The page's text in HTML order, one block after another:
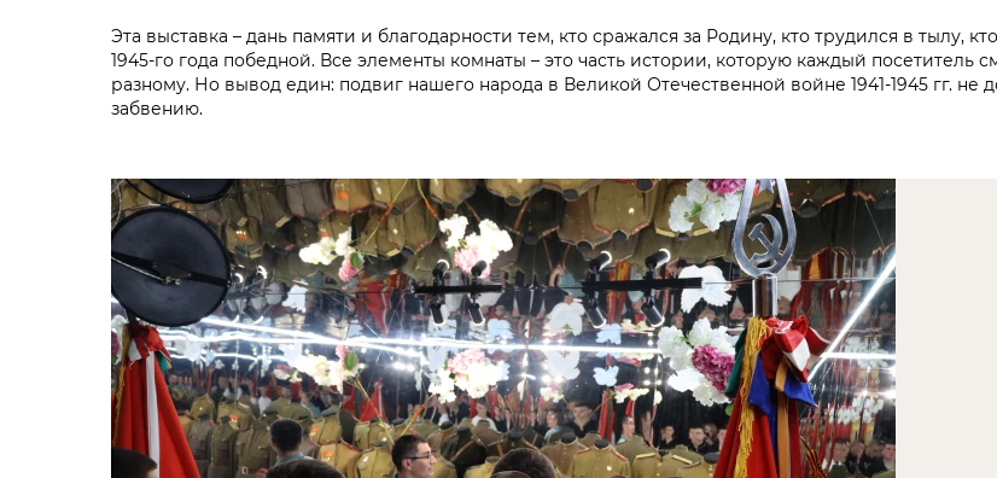
Эта выставка – дань памяти и благодарности тем, кто сражался за Родину, кто трудился в тылу,
1945-го года победной. Все элементы комнаты – это часть истории, которую каждый посетитель
разному. Но вывод един: подвиг нашего народа в Великой Отечественной войне 1941-1945 гг. не
забвению.